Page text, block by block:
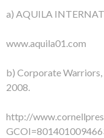
a) AQUILA
www.aquila01.com
b) Corporate Warriors,
2008.
http://